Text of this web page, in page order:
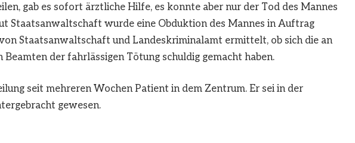
gab es sofort ärztliche Hilfe, es konnte aber nur der Tod des Mannes
Staatsanwaltschaft wurde eine Obduktion des Mannes in Auftrag
von Staatsanwaltschaft und Landeskriminalamt ermittelt, ob sich die an
Beamten der fahrlässigen Tötung schuldig gemacht haben.
seit mehreren Wochen Patient in dem Zentrum. Er sei in der
gewesen.